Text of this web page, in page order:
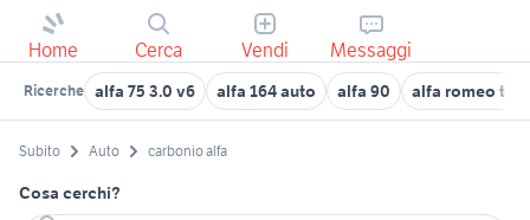
Home Cerca Vendi Messaggi
Ricerche alfa 75 3.0 v6 alfa 164 auto alfa 90 alfa romeo
Subito Auto carbonio alfa
Cosa cerchi?